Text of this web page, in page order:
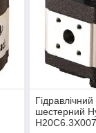
шестерний
H20C6.3X007